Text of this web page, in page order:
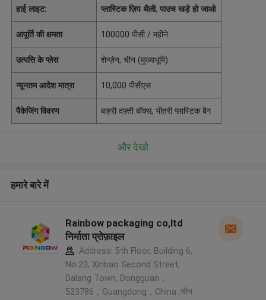
हाई लाइट: प्लास्टिक ज़िप थैली,पाउच खड़े हो जाओ
आपूर्ति की क्षमता 100000 पीसी / महीने
उत्पत्ति के प्लेस शेन्ज़ेन, चीन (मुख्यभूमि)
न्यूनतम आदेश मात्रा 10,000 पीसीएस
पैकेजिंग विवरण बाहरी दफ़्ती बॉक्स, भीतरी प्लास्टिक बैग
और देखो
हमारे बारे में
Rainbow packaging co,ltd
निर्माता प्रोफ़ाइल
Address: 5th Floor, Building 6,
No.23, Xinbao Second Street,
Dalang Town, Dongguan，
523786，Guangdong，China ,चीन